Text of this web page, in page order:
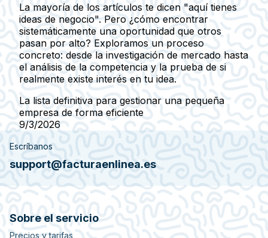
La mayoría de los artículos te dicen "aquí tienes
ideas de negocio". Pero ¿cómo encontrar
sistemáticamente una oportunidad que otros
pasan por alto? Exploramos un proceso
concreto: desde la investigación de mercado hasta
el análisis de la competencia y la prueba de si
realmente existe interés en tu idea.
La lista definitiva para gestionar una pequeña
empresa de forma eficiente
9/3/2026
Escríbanos
support@facturaenlinea.es
Sobre el servicio
Precios y tarifas